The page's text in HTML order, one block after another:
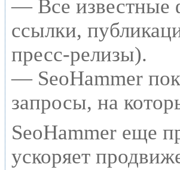
— Все известные
ссылки,
пресс-релизы).
— SeoHammer
запросы, на
SeoHammer еще
ускоряет